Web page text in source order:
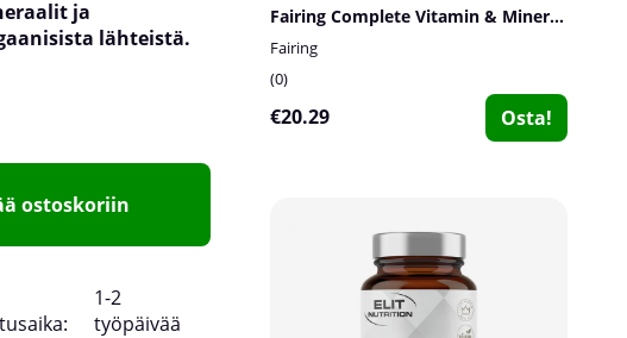
ja
lähteistä.
ostoskoriin
1-2
työpäivää
Fairing Complete Vitamin & Mineral, 60 tabs
Fairing
0
€20.29 Osta!